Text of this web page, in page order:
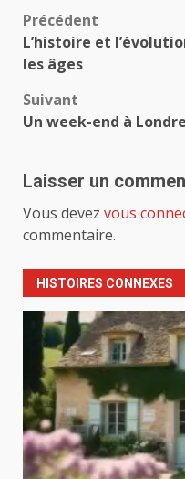
Navigation
d’article
Précédent
L’histoire et
les âges
Suivant
Un week-end à
Laisser un
Vous devez vous
commentaire.
HISTOIRES CONNEXES